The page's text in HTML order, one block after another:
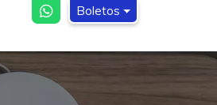
Boletos